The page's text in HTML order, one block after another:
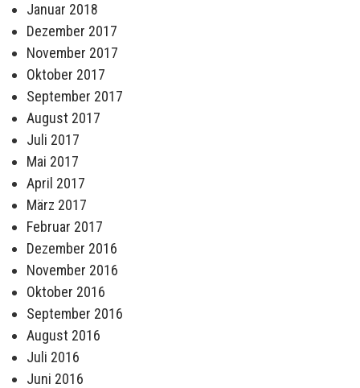
Januar 2018
Dezember 2017
November 2017
Oktober 2017
September 2017
August 2017
Juli 2017
Mai 2017
April 2017
März 2017
Februar 2017
Dezember 2016
November 2016
Oktober 2016
September 2016
August 2016
Juli 2016
Juni 2016